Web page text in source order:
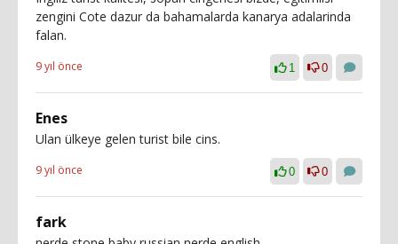
zengini Cote dazur da bahamalarda kanarya adalarinda
falan.
9 yıl önce 1 0
Enes
Ulan ülkeye gelen turist bile cins.
9 yıl önce 0 0
fark